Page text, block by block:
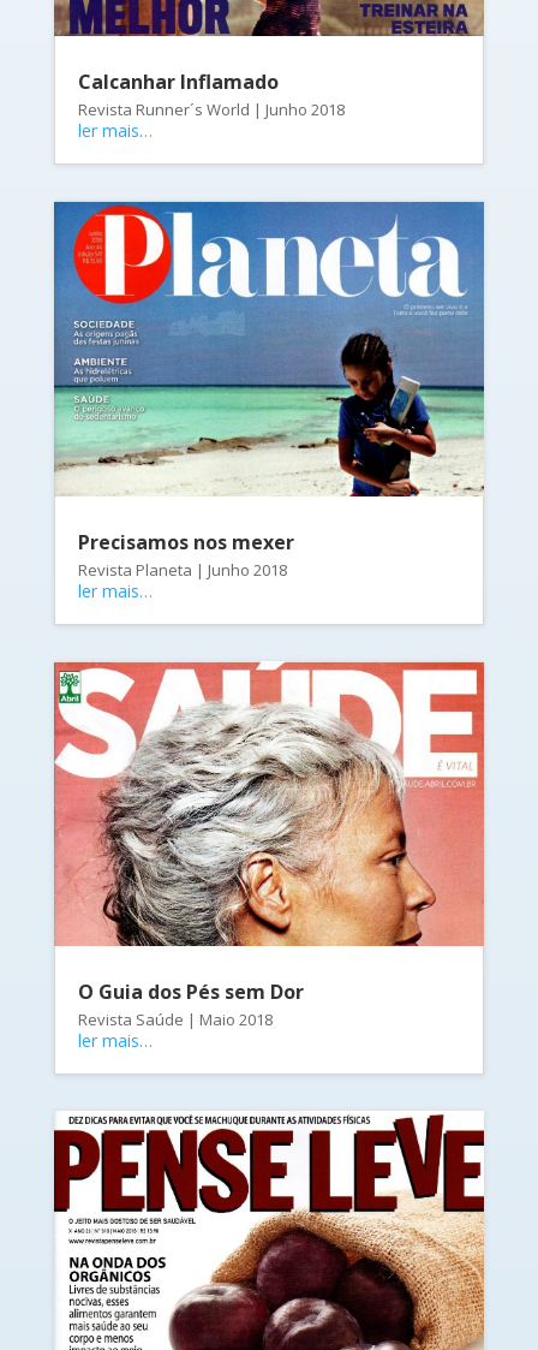
Calcanhar Inflamado
Revista Runner´s World | Junho 2018
ler mais…
Precisamos nos mexer
Revista Planeta | Junho 2018
ler mais…
O Guia dos Pés sem Dor
Revista Saúde | Maio 2018
ler mais…